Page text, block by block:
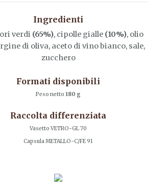
Ingredienti
verdi (65%), cipolle gialle (10%), olio
di oliva, aceto di vino bianco, sale,
zucchero
Formati disponibili
Peso netto 180 g
Raccolta differenziata
Vasetto VETRO-GL 70
Capsula METALLO-C/FE 91